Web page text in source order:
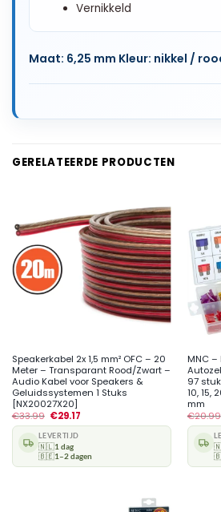
Vernikkeld
Maat: 6,25 mm Kleur: nikkel /
GERELATEERDE PRODUCTEN
Speakerkabel 2x 1,5 mm² OFC – 20
Meter – Transparant Rood/Zwart –
Audio Kabel voor Speakers &
Geluidssystemen 1 Stuks
[NX20027X20]
€33.99 €29.17
LEVERTIJD
🇳🇱1 dag
🇧🇪1–2 dagen
MNC
97
10, 15,
mm
€20.99